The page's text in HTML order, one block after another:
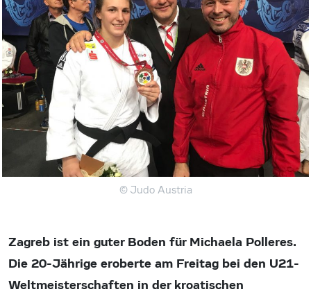
© Judo Austria
Zagreb ist ein guter Boden für Michaela Polleres.
Die 20-Jährige eroberte am Freitag bei den U21-
Weltmeisterschaften in der kroatischen